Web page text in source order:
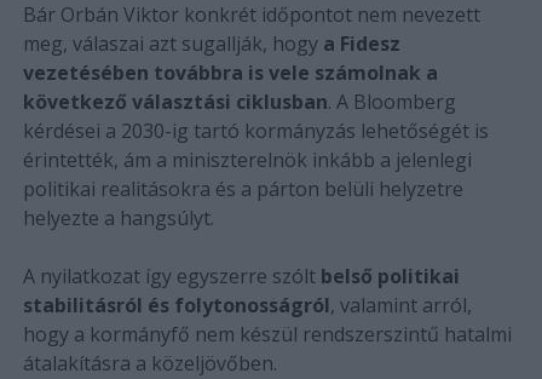
Bár Orbán Viktor konkrét időpontot nem nevezett
meg, válaszai azt sugallják, hogy a Fidesz
vezetésében továbbra is vele számolnak a
következő választási ciklusban. A Bloomberg
kérdései a 2030-ig tartó kormányzás lehetőségét is
érintették, ám a miniszterelnök inkább a jelenlegi
politikai realitásokra és a párton belüli helyzetre
helyezte a hangsúlyt.
A nyilatkozat így egyszerre szólt belső politikai
stabilitásról és folytonosságról, valamint arról,
hogy a kormányfő nem készül rendszerszintű hatalmi
átalakításra a közeljövőben.